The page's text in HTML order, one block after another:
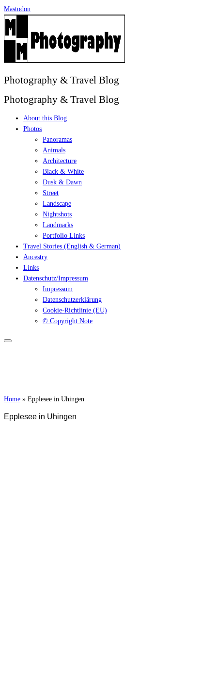
Mastodon
springen
Photography & Travel Blog
Photography & Travel Blog
About this Blog
Photos
Panoramas
Animals
Architecture
Black & White
Dusk & Dawn
Street
Landscape
Nightshots
Landmarks
Portfolio Links
Travel Stories (English & German)
Ancestry
Links
Datenschutz/Impressum
Impressum
Datenschutzerklärung
Cookie-Richtlinie (EU)
© Copyright Note
Home » Epplesee in Uhingen
Epplesee in Uhingen